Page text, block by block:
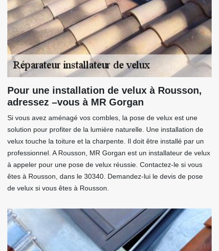
Pour une installation de velux à Rousson,
adressez –vous à MR Gorgan
Si vous avez aménagé vos combles, la pose de velux est une
solution pour profiter de la lumière naturelle. Une installation de
velux touche la toiture et la charpente. Il doit être installé par un
professionnel. A Rousson, MR Gorgan est un installateur de velux
à appeler pour une pose de velux réussie. Contactez-le si vous
êtes à Rousson, dans le 30340. Demandez-lui le devis de pose
de velux si vous êtes à Rousson.